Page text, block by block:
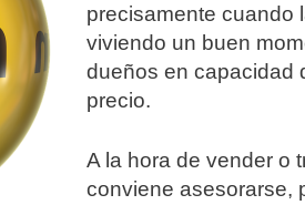
precisamente cuando
viviendo un buen
dueños en capacidad
precio.
A la hora de vender o
conviene asesorarse,